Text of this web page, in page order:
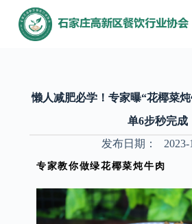
跳
过
懒人减肥必学！专家曝“花椰菜
单6步秒完成
发布日期：
2023-
专家教你做绿花椰菜炖牛肉